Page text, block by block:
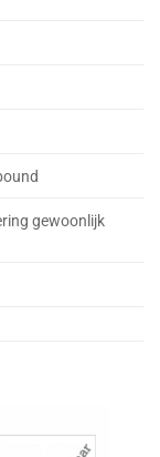
gewoonlijk